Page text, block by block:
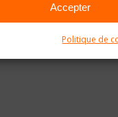
Accepter
Politique de